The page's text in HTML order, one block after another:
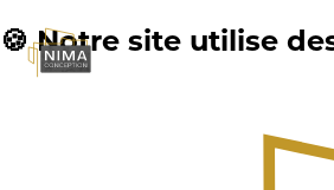
🍪 Notre site utilise